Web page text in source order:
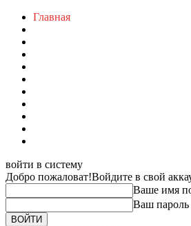
Главная
войти в систему
Добро пожаловат!Войдите в свой
Ваше имя
Ваш пароль